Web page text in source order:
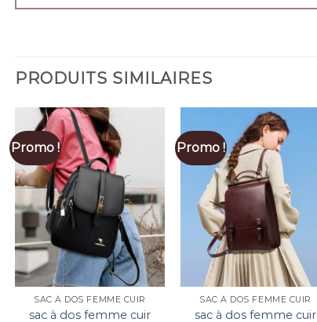
PRODUITS SIMILAIRES
Promo !
SAC À DOS FEMME CUIR
sac à dos femme cuir
Promo !
SAC À DOS FEMME CUIR
sac à dos femme cuir